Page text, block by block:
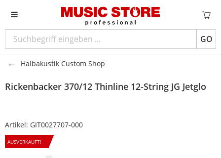
GO
Halbakustik Custom Shop
Rickenbacker 370/12 Thinline 12-String JG Jetglo
Artikel: GIT0027707-000
AUSVERKAUFT!